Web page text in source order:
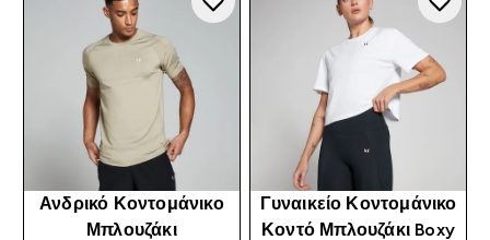
Ανδρικό Κοντομάνικο
Μπλουζάκι
Γυναικείο Κοντομάνικο
Κοντό Μπλουζάκι Boxy